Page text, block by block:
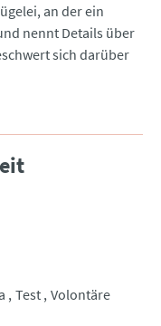
an der ein
nennt Details über
sich darüber
Test Volontäre